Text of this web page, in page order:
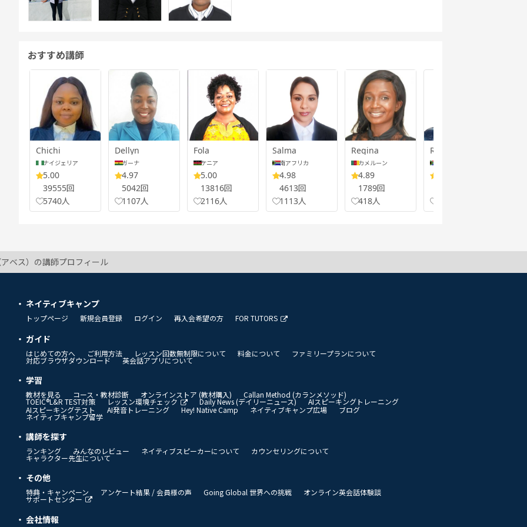
おすすめ講師
Chichi
ナイジェリア
5.00
39555回
5740人
Dellyn
ガーナ
4.97
5042回
1107人
Fola
ケニア
5.00
13816回
2116人
Salma
南アフリカ
4.98
4613回
1113人
Regina
カメルーン
4.89
1789回
418人
Renell
ベス）の講師プロフィール
ネイティブキャンプ
トップページ 新規会員登録 ログイン 再入会希望の方 FOR TUTORS
ガイド
はじめての方へ ご利用方法 レッスン回数無制限について 料金について ファミリープランについて
対応ブラウザダウンロード 英会話アプリについて
学習
教材を見る コース・教材診断 オンラインストア (教材購入) Callan Method (カランメソッド)
TOEIC®L&R TEST対策 レッスン環境チェック Daily News (デイリーニュース)
AIスピーキングトレーニング
AIスピーキングテスト
AI発音トレーニング Hey! Native Camp ネイティブキャンプ広場 ブログ
ネイティブキャンプ留学
講師を探す
ランキング みんなのレビュー ネイティブスピーカーについて カウンセリングについて
キャラクター先生について
その他
特典・キャンペーン アンケート結果 / 会員様の声 Going Global 世界への挑戦 オンライン英会話体験談
サポートセンター
会社情報